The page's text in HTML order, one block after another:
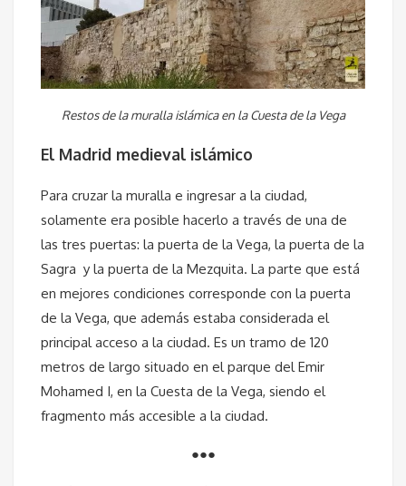
Restos de la muralla islámica en la Cuesta de la Vega
El Madrid medieval islámico
Para cruzar la muralla e ingresar a la ciudad,
solamente era posible hacerlo a través de una de
las tres puertas: la puerta de la Vega, la puerta de la
Sagra y la puerta de la Mezquita. La parte que está
en mejores condiciones corresponde con la puerta
de la Vega, que además estaba considerada el
principal acceso a la ciudad. Es un tramo de 120
metros de largo situado en el parque del Emir
Mohamed I, en la Cuesta de la Vega, siendo el
fragmento más accesible a la ciudad.
●●●